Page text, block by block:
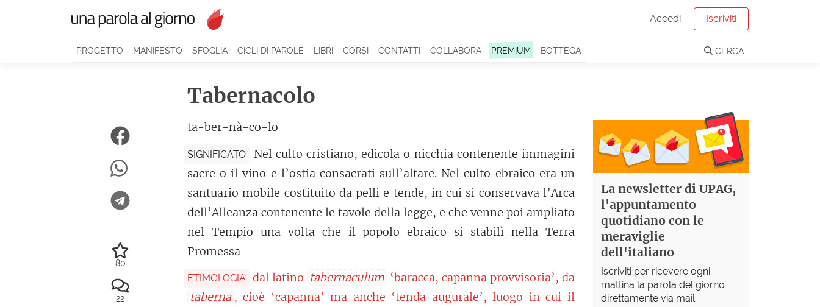
Accedi Iscriviti
PROGETTO MANIFESTO SFOGLIA CICLI DI PAROLE LIBRI CORSI CONTATTI COLLABORA PREMIUM BOTTEGA CERCA
Tabernacolo
ta-ber-nà-co-lo
SIGNIFICATO
Nel culto cristiano, edicola o nicchia contenente immagini
sacre o il vino e l’ostia consacrati sull’altare. Nel culto ebraico era un
santuario mobile costituito da pelli e tende, in cui si conservava l’Arca
dell’Alleanza contenente le tavole della legge, e che venne poi ampliato
nel Tempio una volta che il popolo ebraico si stabilì nella Terra
Promessa
ETIMOLOGIA dal latino tabernaculum ‘baracca, capanna provvisoria’, da
taberna , cioè ‘capanna’ ma anche ‘tenda augurale’, luogo in cui il
80
22
La newsletter di UPAG,
l'appuntamento
quotidiano con le
meraviglie
dell'italiano
Iscriviti per ricevere ogni
mattina la parola del giorno
direttamente via mail